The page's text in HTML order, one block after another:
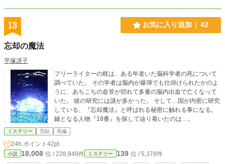
13 お気に入り追加 42
忘却の魔法
平塚冴子
フリーライターの梶は、ある年老いた脳科学者の死について
調べていた。 その学者は脳内が爆弾でも仕掛けられたかのよ
うに、あちこちの血管が切れて多量の脳内出血で亡くなって
いた。 彼の研究には謎が多かった。 そして…国が内密に研究
している、『忘却魔法』と呼ばれる秘密に触れる事になる。
鍵となる人物『18番』を探して辿り着いたのは…。
ミステリー 完結 長編
24h.ポイント 42pt
小説 18,008 位 / 228,849件 ミステリー 139 位 / 5,378件